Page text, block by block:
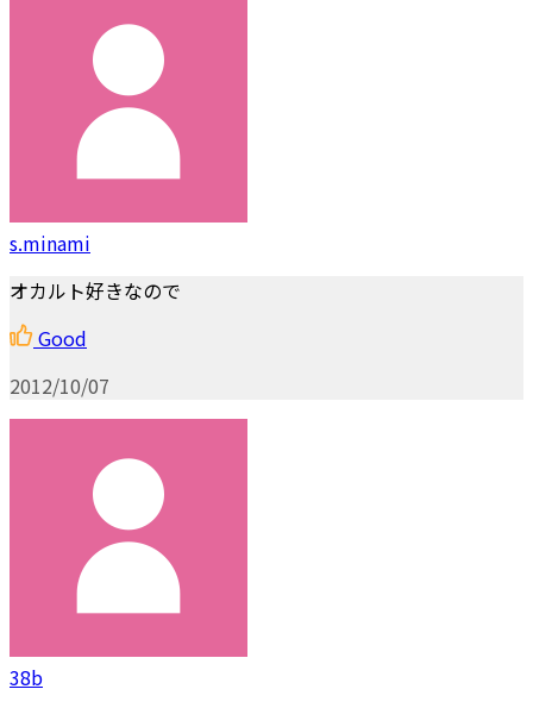
s.minami
オカルト好きなので
Good
2012/10/07
38b